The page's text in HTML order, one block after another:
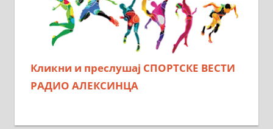
Кликни и преслушај СПОРТСКЕ ВЕСТИ
РАДИО АЛЕКСИНЦА